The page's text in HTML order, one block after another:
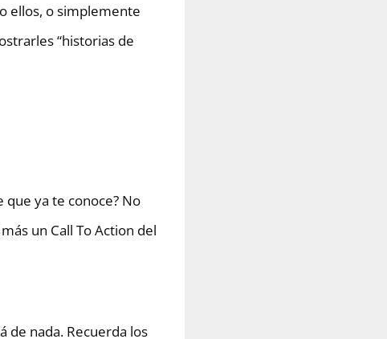
ellos, o simplemente
“historias de
ya te conoce? No
un Call To Action del
de nada. Recuerda los